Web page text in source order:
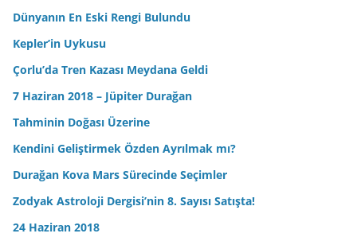
Dünyanın En Eski Rengi Bulundu
Kepler’in Uykusu
Çorlu’da Tren Kazası Meydana Geldi
7 Haziran 2018 – Jüpiter Durağan
Tahminin Doğası Üzerine
Kendini Geliştirmek Özden Ayrılmak mı?
Durağan Kova Mars Sürecinde Seçimler
Zodyak Astroloji Dergisi’nin 8. Sayısı Satışta!
24 Haziran 2018